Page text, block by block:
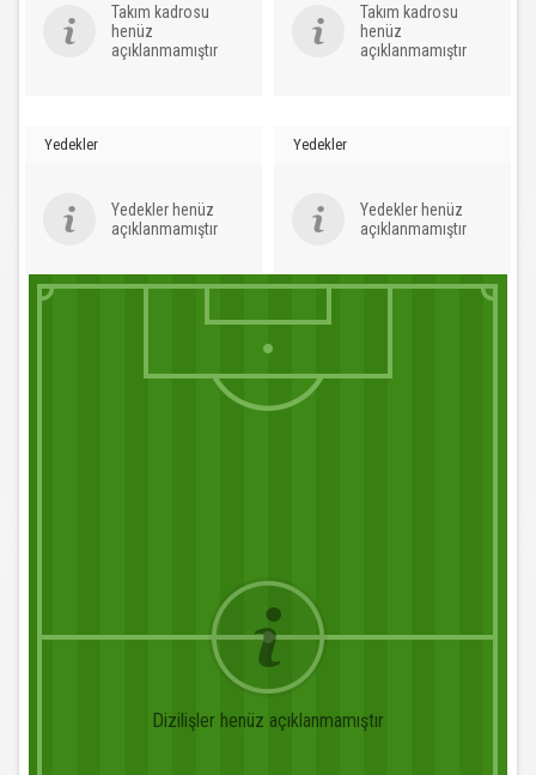
Takım kadrosu
henüz
açıklanmamıştır
Yedekler
Yedekler henüz
açıklanmamıştır
Takım kadrosu
henüz
açıklanmamıştır
Yedekler
Yedekler henüz
açıklanmamıştır
Dizilişler henüz açıklanmamıştır